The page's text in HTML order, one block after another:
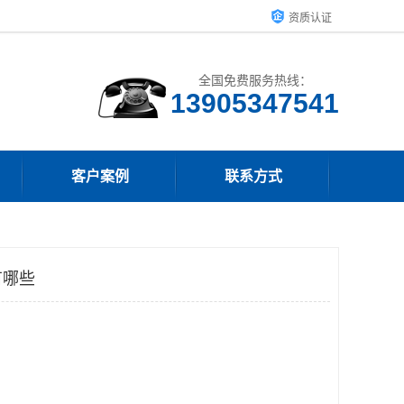
资质认证
全国免费服务热线：
13905347541
客户案例 联系方式
些